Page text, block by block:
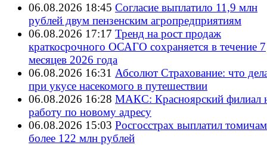
06.08.2026 18:45 Согласие выплатило 11,9 млн
рублей двум пензенским агропредприятиям
06.08.2026 17:17 Тренд на рост продаж
краткосрочного ОСАГО сохраняется в течение 7
месяцев 2026 года
06.08.2026 16:31 Абсолют Страхование: что
при укусе насекомого в путешествии
06.08.2026 16:28 МАКС: Красноярский филиал
работу по новому адресу
06.08.2026 15:03 Росгосстрах выплатил томичам
более 122 млн рублей